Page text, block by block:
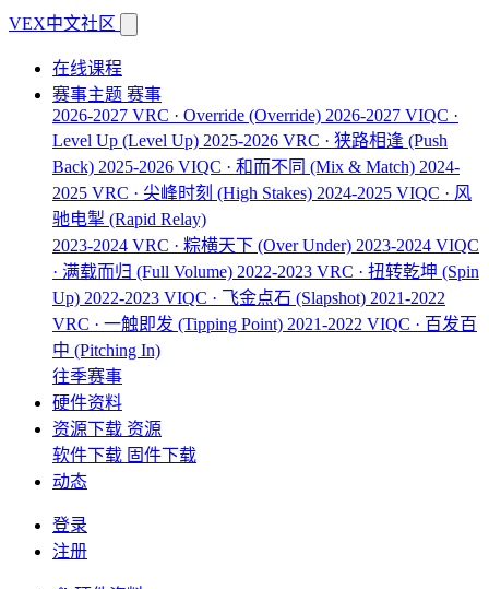
VEX中文社区
在线课程
赛事主题 赛事
2026-2027 VRC · Override (Override) 2026-2027 VIQC ·
Level Up (Level Up) 2025-2026 VRC · 狭路相逢 (Push
Back) 2025-2026 VIQC · 和而不同 (Mix & Match) 2024-
2025 VRC · 尖峰时刻 (High Stakes) 2024-2025 VIQC · 风
驰电掣 (Rapid Relay)
2023-2024 VRC · 粽横天下 (Over Under) 2023-2024 VIQC
· 满载而归 (Full Volume) 2022-2023 VRC · 扭转乾坤 (Spin
Up) 2022-2023 VIQC · 飞金点石 (Slapshot) 2021-2022
VRC · 一触即发 (Tipping Point) 2021-2022 VIQC · 百发百
中 (Pitching In)
往季赛事
硬件资料
资源下载 资源
软件下载 固件下载
动态
登录
注册